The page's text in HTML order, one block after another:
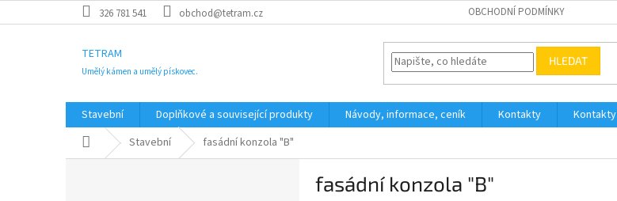
na
326 781 541 obchod@tetram.cz OBCHODNÍ PODMÍNKY
TETRAM
Umělý kámen a umělý pískovec.
HLEDAT
Stavební Doplňkové a související produkty Návody, informace, ceník Kontakty Kontakty
Domů Stavební fasádní konzola "B"
fasádní konzola "B"